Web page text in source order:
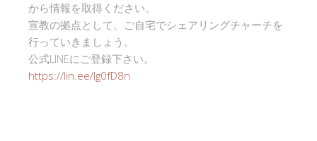
から情報を取得ください。
宣教の拠点として、ご自宅でシェアリングチャーチを
行っていきましょう。
公式LINEにご登録下さい。
https://lin.ee/Ig0fD8n